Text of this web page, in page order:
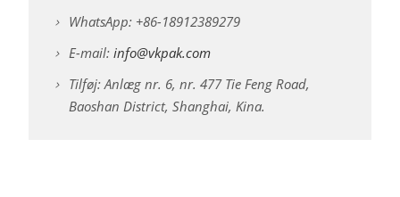
WhatsApp: +86-18912389279
E-mail: info@vkpak.com
Tilføj: Anlæg nr. 6, nr. 477 Tie Feng Road,
Baoshan District, Shanghai, Kina.